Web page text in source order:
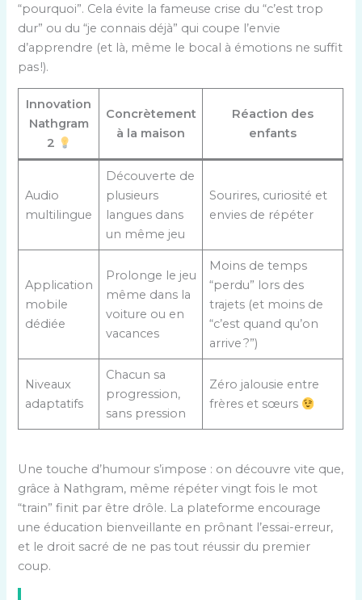
“pourquoi”. Cela évite la fameuse crise du “c’est trop
dur” ou du “je connais déjà” qui coupe l’envie
d’apprendre (et là, même le bocal à émotions ne suffit
pas !).
Innovation
Nathgram
2
Concrètement
à la maison
Réaction des
enfants
Audio
multilingue
Découverte de
plusieurs
langues dans
un même jeu
Sourires, curiosité et
envies de répéter
Application
mobile
dédiée
Prolonge le jeu
même dans la
voiture ou en
vacances
Moins de temps
“perdu” lors des
trajets (et moins de
“c’est quand qu’on
arrive ?”)
Niveaux
adaptatifs
Chacun sa
progression,
sans pression
Zéro jalousie entre
frères et sœurs
Une touche d’humour s’impose : on découvre vite que,
grâce à Nathgram, même répéter vingt fois le mot
“train” finit par être drôle. La plateforme encourage
une éducation bienveillante en prônant l’essai-erreur,
et le droit sacré de ne pas tout réussir du premier
coup.